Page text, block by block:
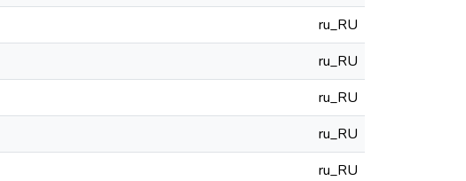
ru_RU
ru_RU
ru_RU
ru_RU
ru_RU